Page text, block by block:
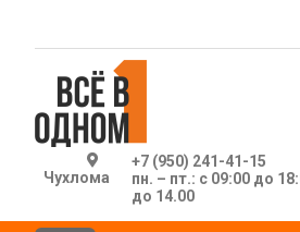
Чухлома
+7 (950) 241-41-15
пн. – пт.: с 09:00 до
до 14.00